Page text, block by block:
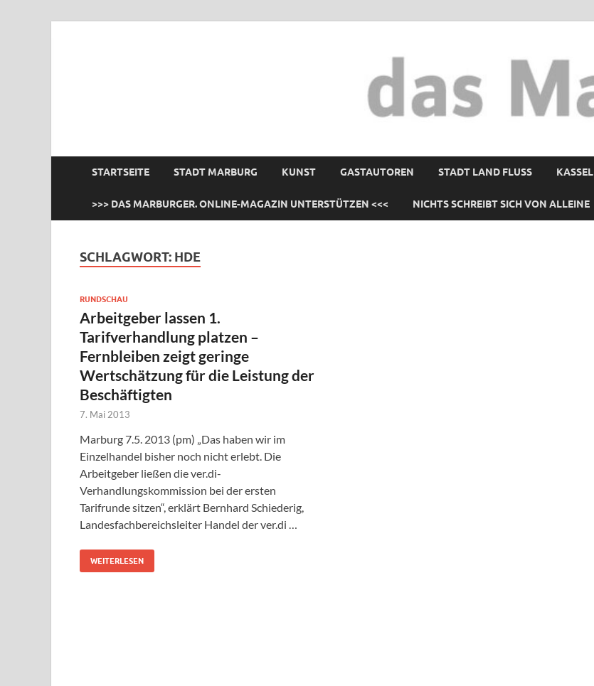
STARTSEITE STADT MARBURG KUNST GASTAUTOREN STADT LAND FLUSS KASSEL
>>> DAS MARBURGER. ONLINE-MAGAZIN UNTERSTÜTZEN <<< NICHTS SCHREIBT SICH VON ALLEINE
SCHLAGWORT: HDE
RUNDSCHAU
Arbeitgeber lassen 1.
Tarifverhandlung platzen –
Fernbleiben zeigt geringe
Wertschätzung für die Leistung der
Beschäftigten
7. Mai 2013
Marburg 7.5. 2013 (pm) „Das haben wir im
Einzelhandel bisher noch nicht erlebt. Die
Arbeitgeber ließen die ver.di-
Verhandlungskommission bei der ersten
Tarifrunde sitzen“, erklärt Bernhard Schiederig,
Landesfachbereichsleiter Handel der ver.di …
WEITERLESEN